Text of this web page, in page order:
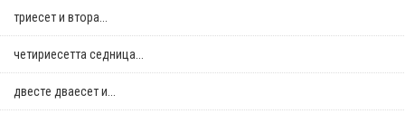
триесет и втора...
четириесетта седница...
двестe дваесет и...